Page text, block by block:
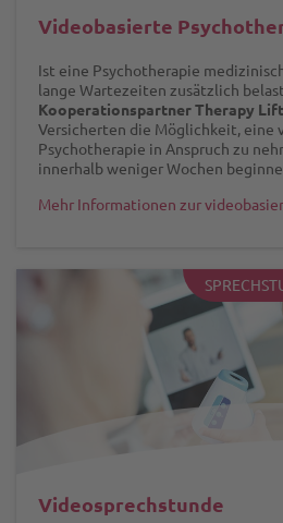
Videobasierte
Ist eine Psychotherapie
lange Wartezeiten zusätzlich
Kooperationspartner Therapy Lift
Versicherten die Möglichkeit, eine
Psychotherapie in Anspruch zu
innerhalb weniger Wochen
Mehr Informationen zur
Videosprechstunde